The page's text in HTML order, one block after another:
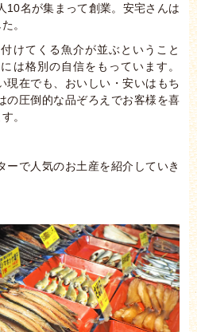
10名が集まって創業。安宅さんは
。
けてくる魚介が並ぶということ
は格別の自信をもっています。
現在でも、おいしい・安いはもち
の圧倒的な品ぞろえでお客様を喜
。
ーで人気のお土産を紹介していき